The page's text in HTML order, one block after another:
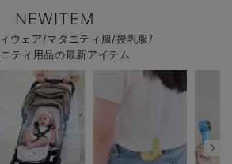
NEWITEM
ウェア/マタニティ服/授乳服/
ティ用品の最新アイテム